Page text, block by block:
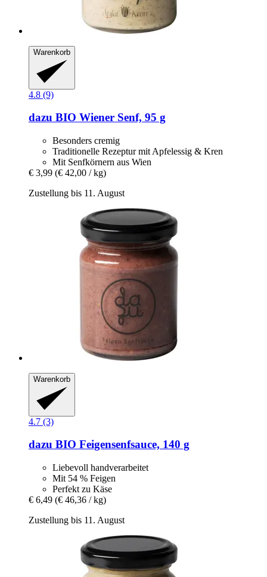
Warenkorb
4.8 (9)
dazu BIO Wiener Senf, 95 g
Besonders cremig
Traditionelle Rezeptur mit Apfelessig & Kren
Mit Senfkörnern aus Wien
€ 3,99 (€ 42,00 / kg)
Zustellung bis 11. August
Warenkorb
4.7 (3)
dazu BIO Feigensenfsauce, 140 g
Liebevoll handverarbeitet
Mit 54 % Feigen
Perfekt zu Käse
€ 6,49 (€ 46,36 / kg)
Zustellung bis 11. August